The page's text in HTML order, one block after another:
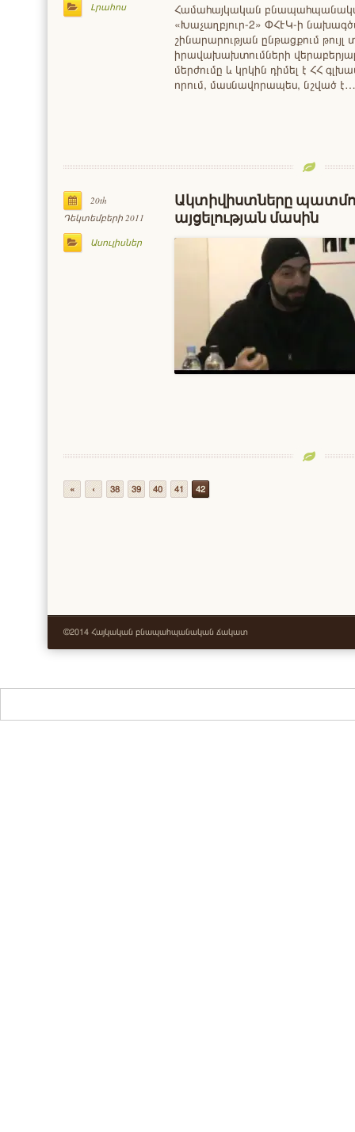
Լրահոս
Համահայկական
«Խաչաղբյուր-2» ՓՀԷԿ-ի
շինարարության ընթացքում
իրավախախտումների
մերժումը և կրկին դիմել է ՀՀ
որում, մասնավորապես, նշված
20th
Դեկտեմբերի 2011
Ասուլիսներ
Ակտիվիստները
այցելության մասին
« ‹ 38 39 40 41 42
©2014 Հայկական բնապահպանական ճակատ